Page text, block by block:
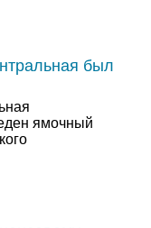
был
ямочный